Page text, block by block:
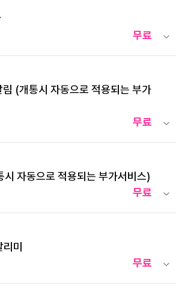
무료
(개통시 자동으로 적용되는 부가
무료
시 자동으로 적용되는 부가서비스)
무료
미
무료